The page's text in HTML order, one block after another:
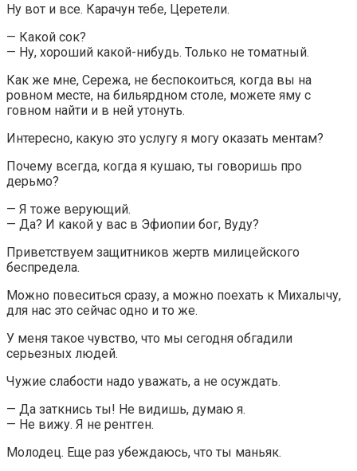
Ну вот и все. Карачун тебе, Церетели.
— Какой сок?
— Ну, хороший какой-нибудь. Только не томатный.
Как же мне, Сережа, не беспокоиться, когда вы на
ровном месте, на бильярдном столе, можете яму с
говном найти и в ней утонуть.
Интересно, какую это услугу я могу оказать ментам?
Почему всегда, когда я кушаю, ты говоришь про
дерьмо?
— Я тоже верующий.
— Да? И какой у вас в Эфиопии бог, Вуду?
Приветствуем защитников жертв милицейского
беспредела.
Можно повеситься сразу, а можно поехать к Михалычу,
для нас это сейчас одно и то же.
У меня такое чувство, что мы сегодня обгадили
серьезных людей.
Чужие слабости надо уважать, а не осуждать.
— Да заткнись ты! Не видишь, думаю я.
— Не вижу. Я не рентген.
Молодец. Еще раз убеждаюсь, что ты маньяк.